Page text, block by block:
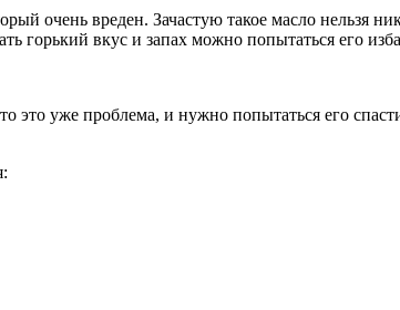
очень вреден. Зачастую такое масло нельзя
горький вкус и запах можно попытаться его
это уже проблема, и нужно попытаться его